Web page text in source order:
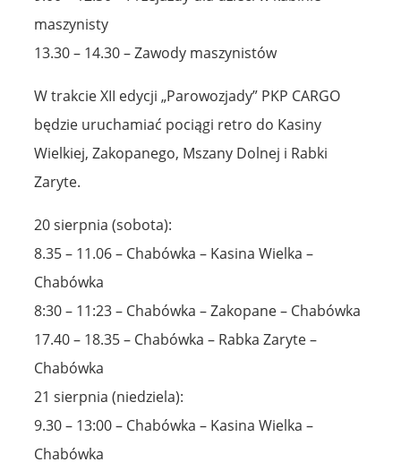
maszynisty
13.30 – 14.30 – Zawody maszynistów
W trakcie XII edycji „Parowozjady” PKP CARGO
będzie uruchamiać pociągi retro do Kasiny
Wielkiej, Zakopanego, Mszany Dolnej i Rabki
Zaryte.
20 sierpnia (sobota):
8.35 – 11.06 – Chabówka – Kasina Wielka –
Chabówka
8:30 – 11:23 – Chabówka – Zakopane – Chabówka
17.40 – 18.35 – Chabówka – Rabka Zaryte –
Chabówka
21 sierpnia (niedziela):
9.30 – 13:00 – Chabówka – Kasina Wielka –
Chabówka